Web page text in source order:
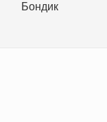
Бондик